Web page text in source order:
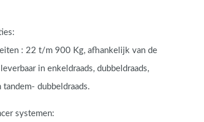
: 22 t/m 900 Kg, afhankelijk van de
in enkeldraads, dubbeldraads,
dubbeldraads.
systemen: